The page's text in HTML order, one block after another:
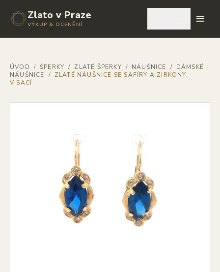
Zlato v Praze
VÝKUP & OCENĚNÍ
ÚVOD / ŠPERKY / ZLATÉ ŠPERKY / NÁUŠNICE / DÁMSKÉ
NÁUŠNICE
/ ZLATÉ NÁUŠNICE SE SAFÍRY A ZIRKONY,
VISACÍ